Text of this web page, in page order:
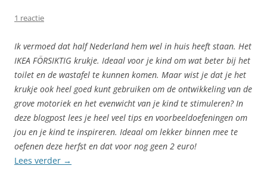
1 reactie
Ik vermoed dat half Nederland hem wel in huis heeft staan. Het
IKEA FÖRSIKTIG krukje. Ideaal voor je kind om wat beter bij het
toilet en de wastafel te kunnen komen. Maar wist je dat je het
krukje ook heel goed kunt gebruiken om de ontwikkeling van de
grove motoriek en het evenwicht van je kind te stimuleren? In
deze blogpost lees je heel veel tips en voorbeeldoefeningen om
jou en je kind te inspireren. Ideaal om lekker binnen mee te
oefenen deze herfst en dat voor nog geen 2 euro!
Lees verder →